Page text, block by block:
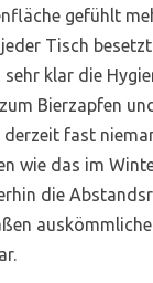
gefühlt
Tisch
klar die
Bierzapfen
derzeit fast
wie das im
die